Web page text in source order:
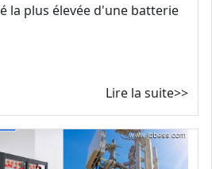
la plus élevée d'une batterie
Lire la suite>>